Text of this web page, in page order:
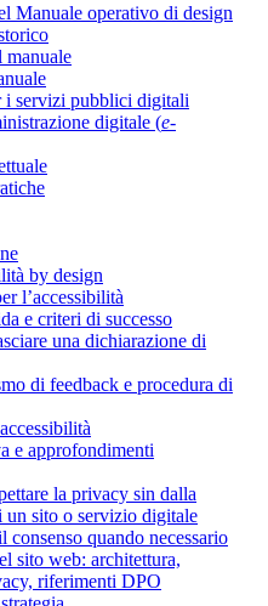
Manuale operativo di design
manuale
i servizi pubblici digitali
digitale (e-
by design
l’accessibilità
e criteri di successo
una dichiarazione di
di feedback e procedura di
e approfondimenti
la privacy sin dalla
un sito o servizio digitale
consenso quando necessario
sito web: architettura,
riferimenti DPO